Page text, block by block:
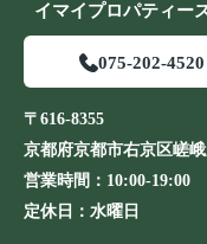
イマイプロパティー
075-202-4520
〒616-8355
京都府京都市右京区嵯
営業時間： 10:00-19:00
定休日： 水曜日